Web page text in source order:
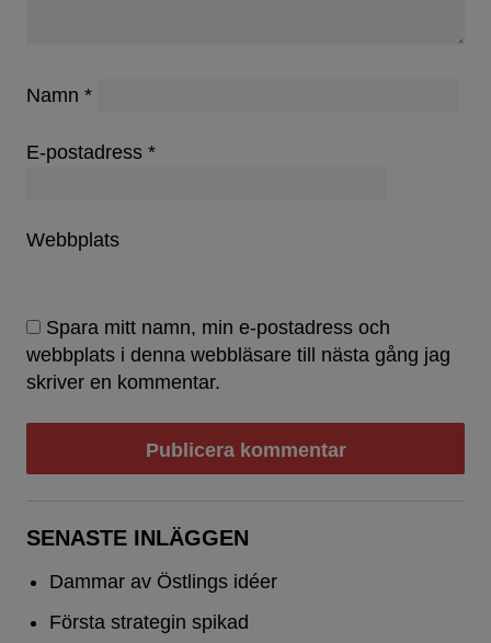
Namn *
E-postadress *
Webbplats
Spara mitt namn, min e-postadress och
webbplats i denna webbläsare till nästa gång jag
skriver en kommentar.
SENASTE INLÄGGEN
Dammar av Östlings idéer
Första strategin spikad